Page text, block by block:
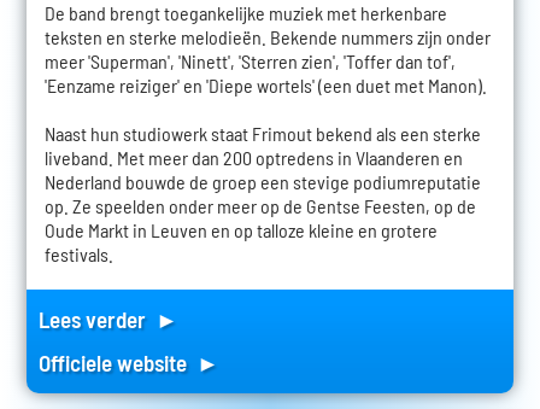
De band brengt toegankelijke muziek met herkenbare
teksten en sterke melodieën. Bekende nummers zijn onder
meer 'Superman', 'Ninett', 'Sterren zien', 'Toffer dan tof',
'Eenzame reiziger' en 'Diepe wortels' (een duet met Manon).
Naast hun studiowerk staat Frimout bekend als een sterke
liveband. Met meer dan 200 optredens in Vlaanderen en
Nederland bouwde de groep een stevige podiumreputatie
op. Ze speelden onder meer op de Gentse Feesten, op de
Oude Markt in Leuven en op talloze kleine en grotere
festivals.
Lees verder ►
Officiele website ►